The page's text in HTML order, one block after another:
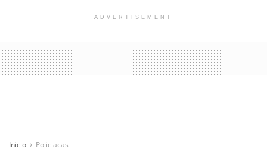
ADVERTISEMENT
Inicio Policiacas